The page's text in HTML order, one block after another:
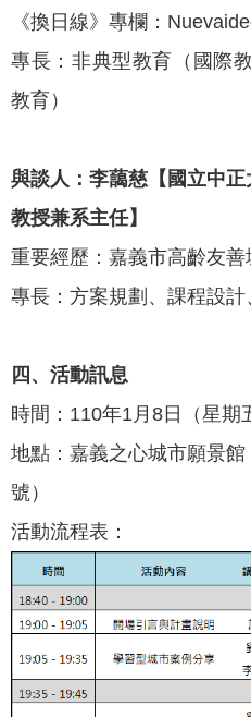
《換日線》專欄：
專長：非典型教育（國際
教育）
與談人：李藹慈 【國立中
教授兼系主任】
重要經歷：嘉義市高齡友
專長：方案規劃、課程設計
四、活動訊息
時間：110年1月8日（星期
地點：嘉義之心城市願景
號）
活動流程表：